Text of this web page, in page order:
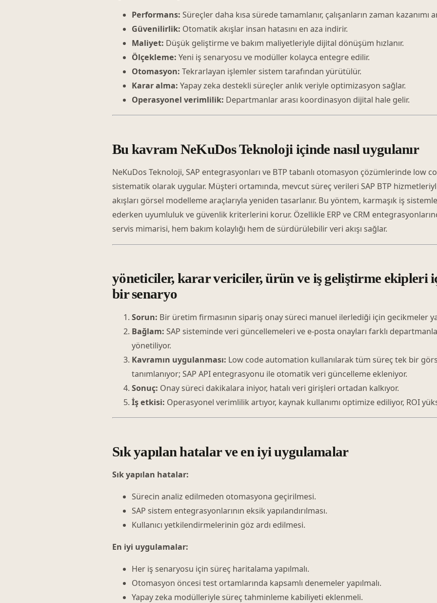
Performans: Süreçler daha kısa sürede tamamlanır, çalışanların zaman kazanımı
Güvenilirlik: Otomatik akışlar insan hatasını en aza indirir.
Maliyet: Düşük geliştirme ve bakım maliyetleriyle dijital dönüşüm hızlanır.
Ölçekleme: Yeni iş senaryosu ve modüller kolayca entegre edilir.
Otomasyon: Tekrarlayan işlemler sistem tarafından yürütülür.
Karar alma: Yapay zeka destekli süreçler anlık veriyle optimizasyon sağlar.
Operasyonel verimlilik: Departmanlar arası koordinasyon dijital hale gelir.
Bu kavram NeKuDos Teknoloji içinde nasıl uygulanır
NeKuDos Teknoloji, SAP entegrasyonları ve BTP tabanlı otomasyon çözümlerinde low
sistematik olarak uygular. Müşteri ortamında, mevcut süreç verileri SAP BTP
akışları görsel modelleme araçlarıyla yeniden tasarlanır. Bu yöntem, karmaşık iş
ederken uyumluluk ve güvenlik kriterlerini korur. Özellikle ERP ve CRM
servis mimarisi, hem bakım kolaylığı hem de sürdürülebilir veri akışı sağlar.
yöneticiler, karar vericiler, ürün ve iş geliştirme ekipleri
bir senaryo
Sorun: Bir üretim firmasının sipariş onay süreci manuel ilerlediği için gecikmeler
Bağlam: SAP sisteminde veri güncellemeleri ve e-posta onayları farklı
yönetiliyor.
Kavramın uygulanması: Low code automation kullanılarak tüm süreç tek bir
tanımlanıyor; SAP API entegrasyonu ile otomatik veri güncelleme ekleniyor.
Sonuç: Onay süreci dakikalara iniyor, hatalı veri girişleri ortadan kalkıyor.
İş etkisi: Operasyonel verimlilik artıyor, kaynak kullanımı optimize ediliyor, ROI
Sık yapılan hatalar ve en iyi uygulamalar
Sık yapılan hatalar:
Sürecin analiz edilmeden otomasyona geçirilmesi.
SAP sistem entegrasyonlarının eksik yapılandırılması.
Kullanıcı yetkilendirmelerinin göz ardı edilmesi.
En iyi uygulamalar:
Her iş senaryosu için süreç haritalama yapılmalı.
Otomasyon öncesi test ortamlarında kapsamlı denemeler yapılmalı.
Yapay zeka modülleriyle süreç tahminleme kabiliyeti eklenmeli.